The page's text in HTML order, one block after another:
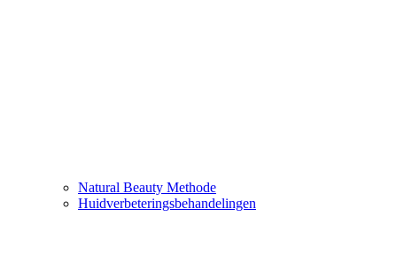
Natural Beauty Methode
Huidverbeteringsbehandelingen